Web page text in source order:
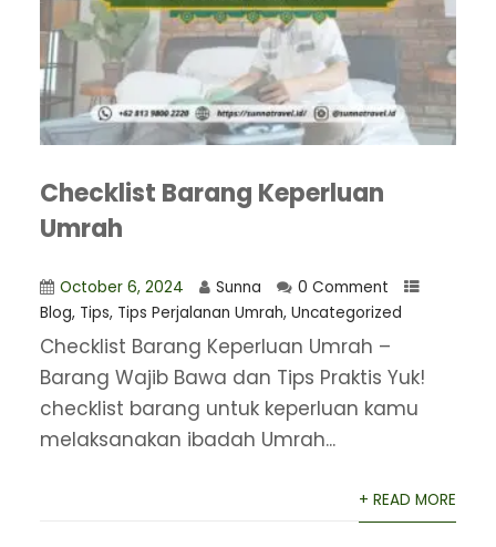
Checklist Barang Keperluan
Umrah
October 6, 2024 Sunna
0 Comment
Blog, Tips, Tips Perjalanan Umrah, Uncategorized
Checklist Barang Keperluan Umrah –
Barang Wajib Bawa dan Tips Praktis Yuk!
checklist barang untuk keperluan kamu
melaksanakan ibadah Umrah...
+ READ MORE